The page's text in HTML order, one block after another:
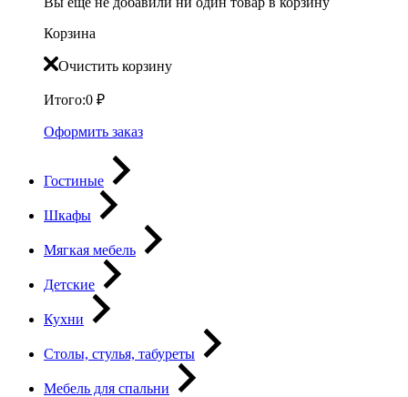
Корзина
Очистить корзину
Итого:0 ₽
Оформить заказ
Гостиные
Шкафы
Мягкая мебель
Детские
Кухни
Столы, стулья, табуреты
Мебель для спальни